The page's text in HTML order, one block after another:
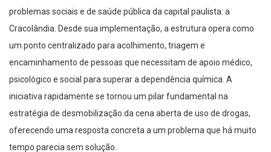
problemas sociais e de saúde pública da capital paulista: a
Cracolândia. Desde sua implementação, a estrutura opera como
um ponto centralizado para acolhimento, triagem e
encaminhamento de pessoas que necessitam de apoio médico,
psicológico e social para superar a dependência química. A
iniciativa rapidamente se tornou um pilar fundamental na
estratégia de desmobilização da cena aberta de uso de drogas,
oferecendo uma resposta concreta a um problema que há muito
tempo parecia sem solução.